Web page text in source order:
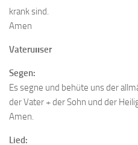
krank sind.
Amen
Vateruııser
Segen:
Es segne und behüte uns der
der Vater + der Sohn und der
Amen.
Lied: